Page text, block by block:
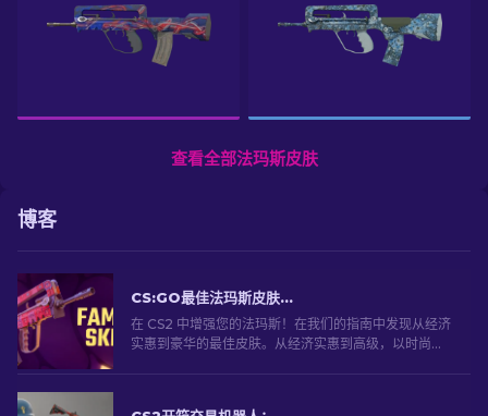
查看全部法玛斯皮肤
博客
CS:GO最佳法玛斯皮肤：从便宜到最昂贵 [2026]
在 CS2 中增强您的法玛斯！在我们的指南中发现从经济
实惠到豪华的最佳皮肤。从经济实惠到高级，以时尚的